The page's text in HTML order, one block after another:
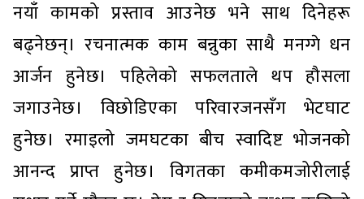
नयाँ कामको प्रस्ताव आउनेछ भने साथ दिनेहरू
बढ्नेछन्। रचनात्मक काम बन्नुका साथै मनग्गे धन
आर्जन हुनेछ। पहिलेको सफलताले थप हौसला
जगाउनेछ। विछोडिएका परिवारजनसँग भेटघाट
हुनेछ। रमाइलो जमघटका बीच स्वादिष्ट भोजनको
आनन्द प्राप्त हुनेछ। विगतका कमीकमजोरीलाई